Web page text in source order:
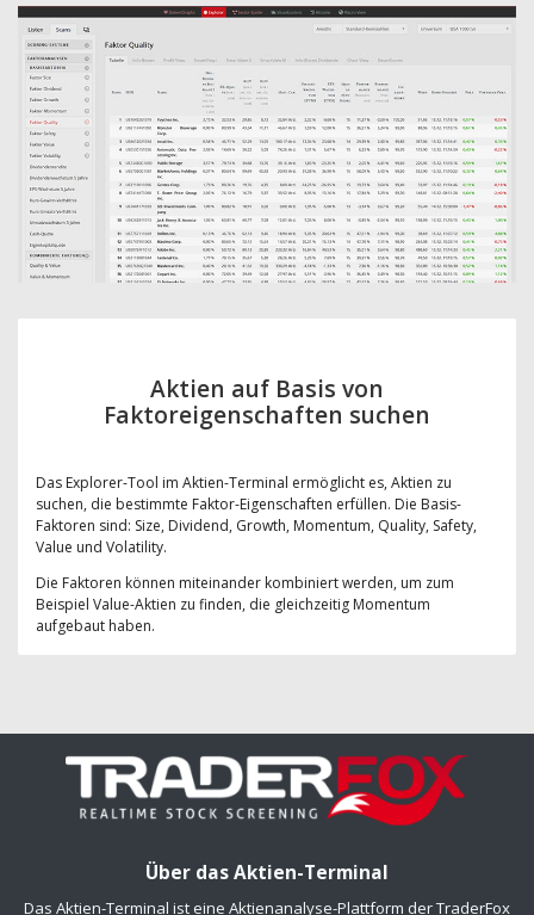
Aktien auf Basis von
Faktoreigenschaften suchen
Das Explorer-Tool im Aktien-Terminal ermöglicht es, Aktien zu
suchen, die bestimmte Faktor-Eigenschaften erfüllen. Die Basis-
Faktoren sind: Size, Dividend, Growth, Momentum, Quality, Safety,
Value und Volatility.
Die Faktoren können miteinander kombiniert werden, um zum
Beispiel Value-Aktien zu finden, die gleichzeitig Momentum
aufgebaut haben.
Über das Aktien-Terminal
Das Aktien-Terminal ist eine Aktienanalyse-Plattform der TraderFox